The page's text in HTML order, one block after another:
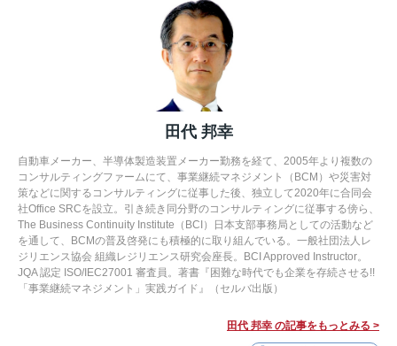
田代 邦幸
自動車メーカー、半導体製造装置メーカー勤務を経て、2005年より複数の
コンサルティングファームにて、事業継続マネジメント（BCM）や災害対
策などに関するコンサルティングに従事した後、独立して2020年に合同会
社Office SRCを設立。引き続き同分野のコンサルティングに従事する傍ら、
The Business Continuity Institute（BCI）日本支部事務局としての活動など
を通して、BCMの普及啓発にも積極的に取り組んでいる。一般社団法人レ
ジリエンス協会 組織レジリエンス研究会座長。BCI Approved Instructor。
JQA 認定 ISO/IEC27001 審査員。著書『困難な時代でも企業を存続させる!!
「事業継続マネジメント」実践ガイド』（セルバ出版）
田代 邦幸 の記事をもっとみる >